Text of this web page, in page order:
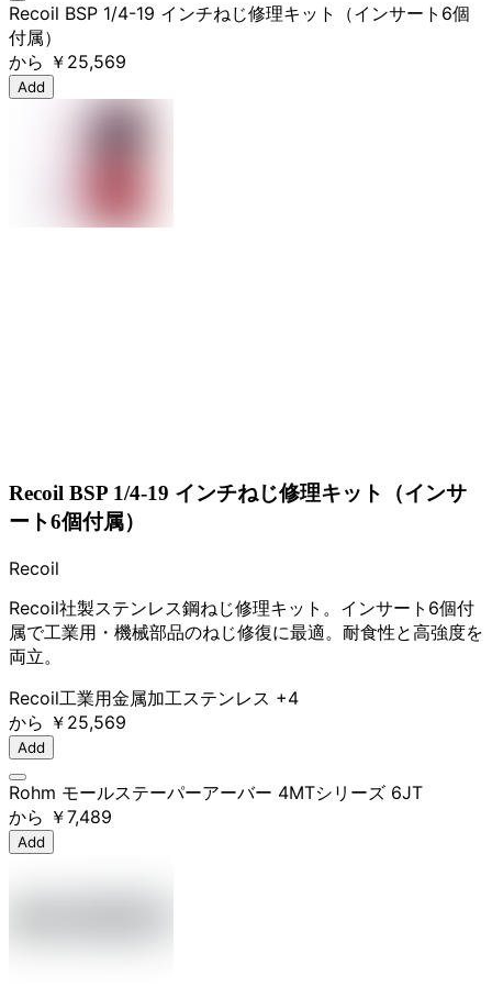
Recoil BSP 1/4-19 インチねじ修理キット（インサート6個
付属）
から ￥25,569
Add
Recoil BSP 1/4-19 インチねじ修理キット（インサ
ート6個付属）
Recoil
Recoil社製ステンレス鋼ねじ修理キット。インサート6個付
属で工業用・機械部品のねじ修復に最適。耐食性と高強度を
両立。
Recoil工業用金属加工ステンレス +4
から ￥25,569
Add
Rohm モールステーパーアーバー 4MTシリーズ 6JT
から ￥7,489
Add